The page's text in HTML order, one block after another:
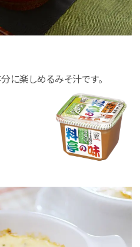
に楽しめるみそ汁です。